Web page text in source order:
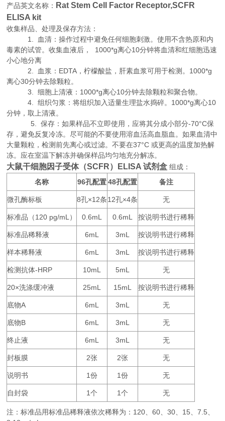
产品英文名称： Rat Stem Cell Factor Receptor,SCFR
ELISA kit
收集样品、处理及保存方法：
1. 血清：操作过程中避免任何细胞刺激。使用不含热原和内
毒素的试管。收集血液后， 1000*g离心10分钟将血清和红细胞迅速
小心地分离
2. 血浆：EDTA，柠檬酸盐，肝素血浆可用于检测。1000*g
离心30分钟去除颗粒。
3. 细胞上清液：1000*g离心10分钟去除颗粒和聚合物。
4. 组织匀浆：将组织加入适量生理盐水捣碎。1000*g离心10
分钟，取上清液。
5. 保存：如果样品不立即使用，应将其分成小部分-70°C保
存，避免反复冷冻。尽可能的不要使用溶血活高血脂血。如果血清中
大量颗粒，检测前先离心或过滤。不要在37°C 或更高的温度加热解
冻。应在室温下解冻并确保样品均匀地充分解冻。
大鼠干细胞因子受体（SCFR）ELISA 试剂盒组成：
名称
96孔配置 48孔配置 备注
微孔酶标板 8孔×12条 12孔×4条 无
标准品（120 pg/mL ） 0.6mL 0.6mL 按说明书进行稀释
标准品稀释液 6mL 3mL 按说明书进行稀释
样本稀释液 6mL 3mL 按说明书进行稀释
检测抗体-HRP 10mL 5mL 无
20×洗涤缓冲液 25mL 15mL 按说明书进行稀释
底物A 6mL 3mL 无
底物B 6mL 3mL 无
终止液 6mL 3mL 无
封板膜 2张 2张 无
说明书 1份 1份 无
自封袋 1个 1个 无
注：标准品用标准品稀释液依次稀释为： 120、60、30、 15、7.5、